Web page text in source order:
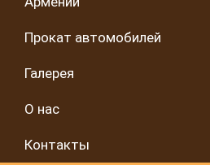
Прокат автомобилей
Галерея
О нас
Контакты